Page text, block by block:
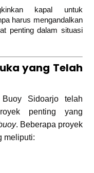
kapal untuk
harus mengandalkan
penting dalam situasi
yang Telah
Buoy Sidoarjo telah
penting yang
. Beberapa proyek
meliputi: